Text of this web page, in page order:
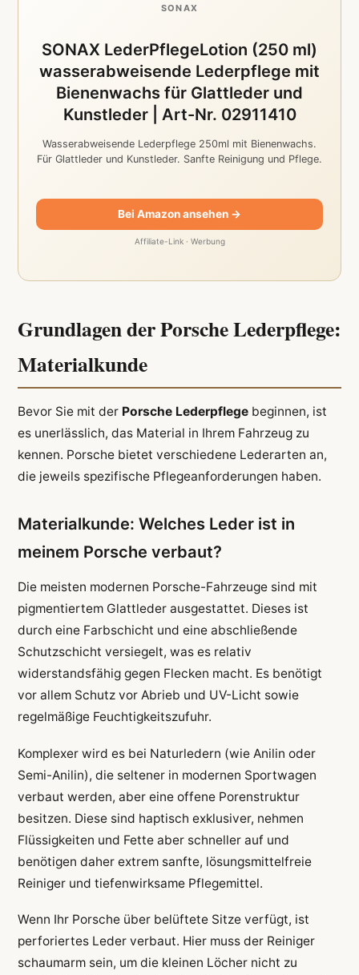
SONAX
SONAX LederPflegeLotion (250 ml)
wasserabweisende Lederpflege mit
Bienenwachs für Glattleder und
Kunstleder | Art-Nr. 02911410
Wasserabweisende Lederpflege 250ml mit Bienenwachs.
Für Glattleder und Kunstleder. Sanfte Reinigung und Pflege.
Bei Amazon ansehen →
Affiliate-Link · Werbung
Grundlagen der Porsche Lederpflege:
Materialkunde
Bevor Sie mit der Porsche Lederpflegebeginnen, ist
es unerlässlich, das Material in Ihrem Fahrzeug zu
kennen. Porsche bietet verschiedene Lederarten an,
die jeweils spezifische Pflegeanforderungen haben.
Materialkunde: Welches Leder ist in
meinem Porsche verbaut?
Die meisten modernen Porsche-Fahrzeuge sind mit
pigmentiertem Glattleder ausgestattet. Dieses ist
durch eine Farbschicht und eine abschließende
Schutzschicht versiegelt, was es relativ
widerstandsfähig gegen Flecken macht. Es benötigt
vor allem Schutz vor Abrieb und UV-Licht sowie
regelmäßige Feuchtigkeitszufuhr.
Komplexer wird es bei Naturledern (wie Anilin oder
Semi-Anilin), die seltener in modernen Sportwagen
verbaut werden, aber eine offene Porenstruktur
besitzen. Diese sind haptisch exklusiver, nehmen
Flüssigkeiten und Fette aber schneller auf und
benötigen daher extrem sanfte, lösungsmittelfreie
Reiniger und tiefenwirksame Pflegemittel.
Wenn Ihr Porsche über belüftete Sitze verfügt, ist
perforiertes Leder verbaut. Hier muss der Reiniger
schaumarm sein, um die kleinen Löcher nicht zu